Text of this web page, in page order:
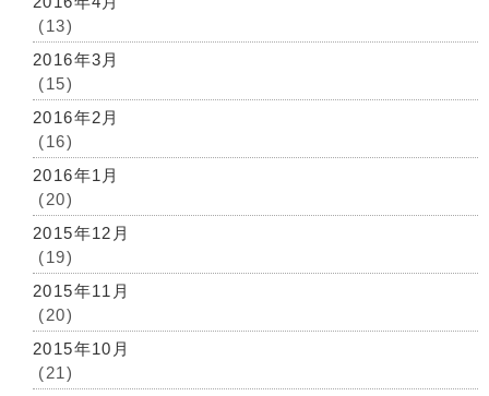
(13)
2016年3月
(15)
2016年2月
(16)
2016年1月
(20)
2015年12月
(19)
2015年11月
(20)
2015年10月
(21)